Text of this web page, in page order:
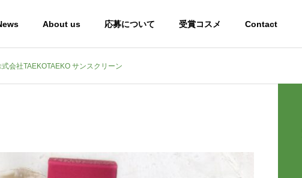
About us 応募について 受賞コスメ Contact
会社TAEKOTAEKO サンスクリーン